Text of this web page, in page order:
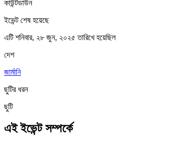
কাউন্টডাউন
ইভেন্ট শেষ হয়েছে
এটি শনিবার, ২৮ জুন, ২০২৫ তারিখে হয়েছিল
দেশ
জার্মানি
ছুটির ধরন
ছুটি
এই ইভেন্ট সম্পর্কে